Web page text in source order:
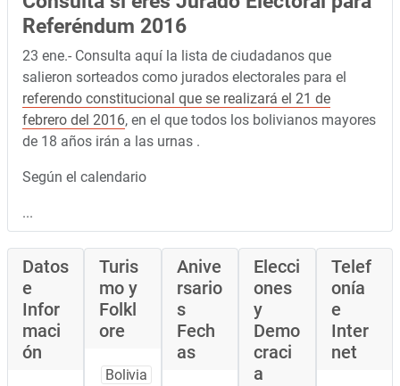
Referéndum 2016
23 ene.- Consulta aquí la lista de ciudadanos que
salieron sorteados como jurados electorales para el
referendo constitucional que se realizará el 21 de
febrero del 2016, en el que todos los bolivianos mayores
de 18 años irán a las urnas .
Según el calendario
...
Datos
e
Infor
maci
ón
Turis
mo y
Folkl
ore
Bolivia
Anive
rsario
s
Fech
as
Elecci
ones
y
Demo
craci
a
Telef
onía
e
Inter
net